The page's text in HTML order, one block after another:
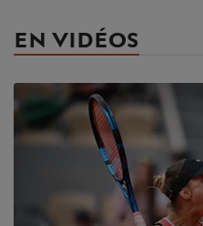
EN VIDÉOS